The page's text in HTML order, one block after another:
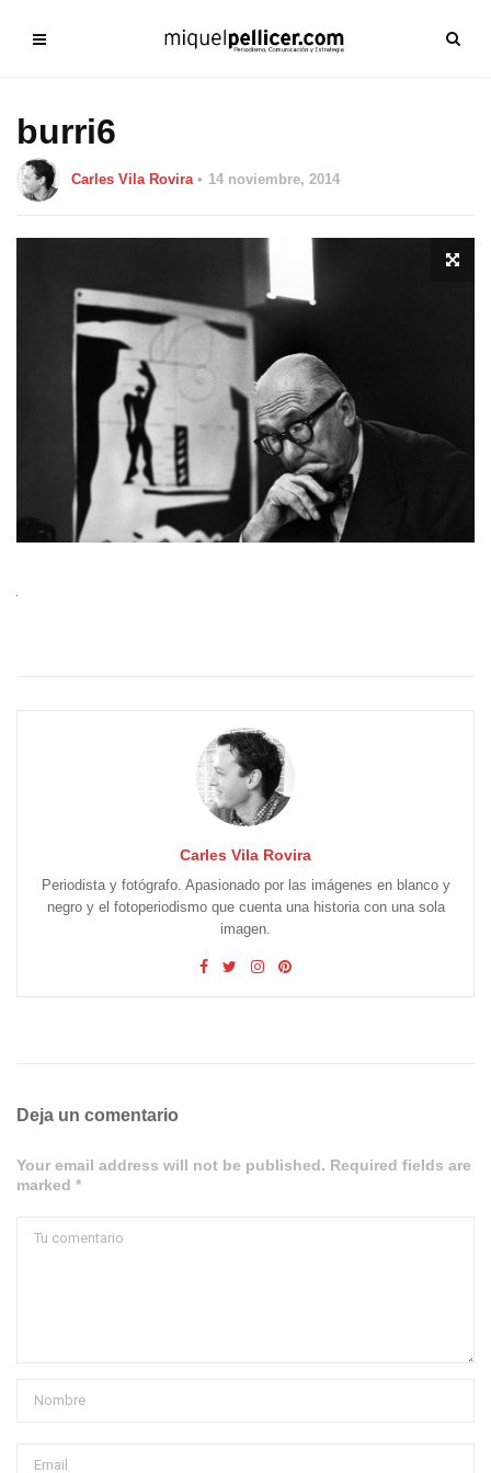
burri6
Carles Vila Rovira 14 noviembre, 2014
Carles Vila Rovira
Periodista y fotógrafo. Apasionado por las imágenes en blanco y
negro y el fotoperiodismo que cuenta una historia con una sola
imagen.
Deja un comentario
Your email address will not be published. Required fields are
marked *